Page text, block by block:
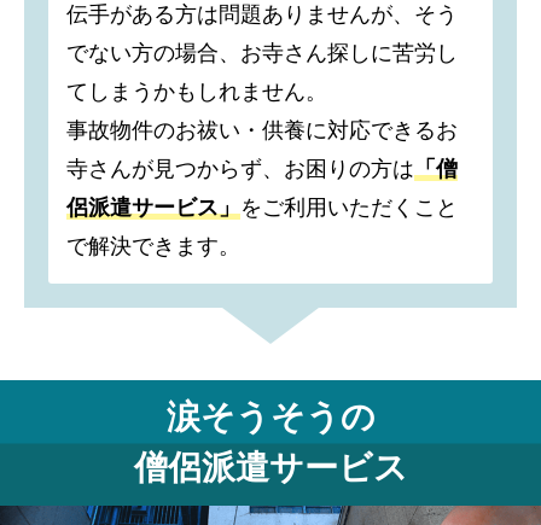
伝手がある方は問題ありませんが、そう
でない方の場合、お寺さん探しに苦労し
てしまうかもしれません。
事故物件のお祓い・供養に対応できるお
寺さんが見つからず、お困りの方は 「僧
侶派遣サービス」 をご利用いただくこと
で解決できます。
涙そうそうの
僧侶派遣サービス